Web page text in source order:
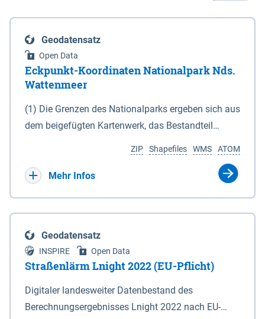
Geodatensatz
Open Data
Eckpunkt-Koordinaten Nationalpark Nds.
Wattenmeer
(1) Die Grenzen des Nationalparks ergeben sich aus
dem beigefügten Kartenwerk, das Bestandteil
(DTK) im Maßstab 1 : 100 000 (Anlage 2), 2.
verkleinerte Amtliche Karte 1 : 5 000 (AK5) im
projizierte Koordinaten im Europäischen
Terrestrischen Referenzsystem 1989 (ETRS 89) mit
der Universalen Transversalen Mercator-Abbildung
bezogen auf die Zone 32 N (UTM 32N) dargestellt
(Anlage 4); Gleiches gilt für die geografischen
ATOM
WMS
Shapefiles
ZIP
Mehr Infos
Geodatensatz
INSPIRE Open Data
Straßenlärm Lnight 2022 (EU-Pflicht)
Digitaler landesweiter Datenbestand des
Berechnungsergebnisses Lnight 2022 nach EU-